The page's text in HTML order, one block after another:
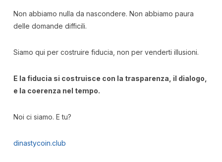
Non abbiamo nulla da nascondere. Non abbiamo paura
delle domande difficili.
Siamo qui per costruire fiducia, non per venderti illusioni.
E la fiducia si costruisce con la trasparenza, il dialogo,
e la coerenza nel tempo.
Noi ci siamo. E tu?
dinastycoin.club